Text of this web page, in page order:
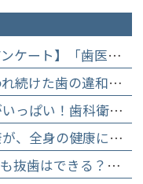
【インプラント治療実績＆直筆アンケート】「歯医者が怖かった」トラウマを乗り越えて。70歳・介護士女性が手に入れた「晴れ晴れとした笑顔」と人生を支える噛み合わせ】
【院長執筆】「問題ない」と言われ続けた歯の違和感……60代女性が「80歳で20本の自前の歯」を守るために選んだ精密総合治療の全貌
【イベント開催レポート】笑顔がいっぱい！歯科衛生士×管理栄養士がお届けする「親子で楽しむむし歯になりにくいお菓子作り体験」】
【院長監修】高齢者のお口の健康が、全身の健康につながる理由。生涯おいしく食べるための「口内環境検査」とオーダーメイド予防】
【骨粗しょう症の薬を飲んでいても抜歯はできる？】顎骨壊死を防ぐために大切な口腔管理について